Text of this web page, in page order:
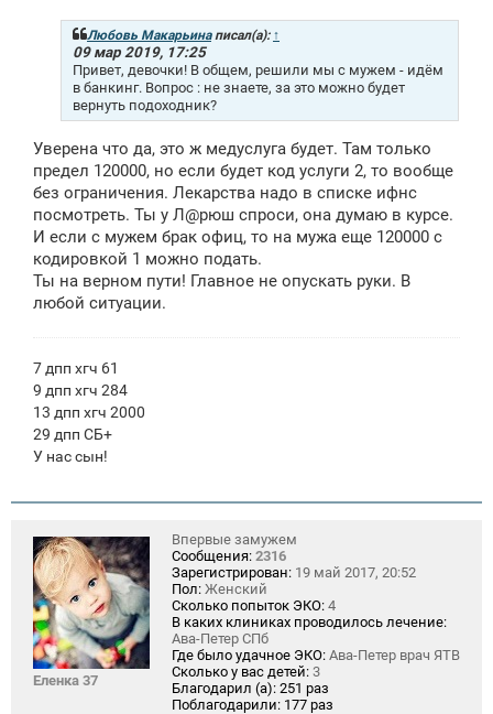
Любовь Макарьинаписал(а): ↑
09 мар 2019, 17:25
Привет, девочки! В общем, решили мы с мужем - идём
в банкинг. Вопрос : не знаете, за это можно будет
вернуть подоходник?
Уверена что да, это ж медуслуга будет. Там только
предел 120000, но если будет код услуги 2, то вообще
без ограничения. Лекарства надо в списке ифнс
посмотреть. Ты у Л@рюш спроси, она думаю в курсе.
И если с мужем брак офиц, то на мужа еще 120000 с
кодировкой 1 можно подать.
Ты на верном пути! Главное не опускать руки. В
любой ситуации.
7 дпп хгч 61
9 дпп хгч 284
13 дпп хгч 2000
29 дпп СБ+
У нас сын!
Еленка 37
Впервые замужем
Сообщения: 2316
Зарегистрирован: 19 май 2017, 20:52
Пол: Женский
Сколько попыток ЭКО: 4
В каких клиниках проводилось лечение:
Ава-Петер СПб
Где было удачное ЭКО: Ава-Петер врач ЯТВ
Сколько у вас детей: 3
Благодарил (а): 251 раз
Поблагодарили: 177 раз